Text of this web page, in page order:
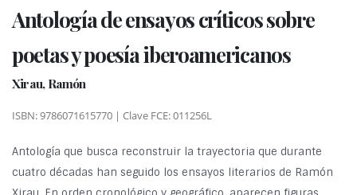
Antología de ensayos críticos sobre
poetas y poesía iberoamericanos
Xirau, Ramón
ISBN: 9786071615770 | Clave FCE: 011256L
Antología que busca reconstruir la trayectoria que durante
cuatro décadas han seguido los ensayos literarios de Ramón